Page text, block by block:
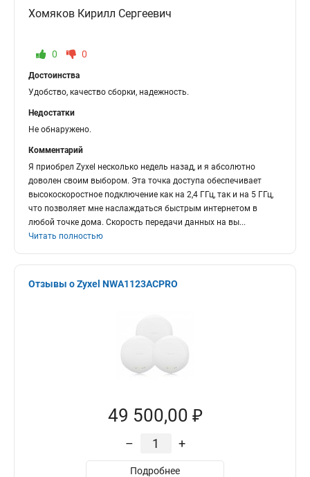
Хомяков Кирилл Сергеевич
0 0
Достоинства
Удобство, качество сборки, надежность.
Недостатки
Не обнаружено.
Комментарий
Я приобрел Zyxel несколько недель назад, и я абсолютно
доволен своим выбором. Эта точка доступа обеспечивает
высокоскоростное подключение как на 2,4 ГГц, так и на 5 ГГц,
что позволяет мне наслаждаться быстрым интернетом в
любой точке дома. Скорость передачи данных на вы...
Читать полностью
Отзывы о Zyxel NWA1123ACPRO
49 500,00 ₽
– +
Подробнее